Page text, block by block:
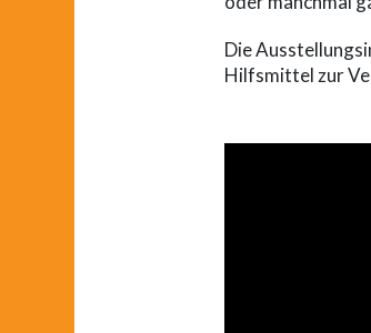
Die
Hilfsmittel zur